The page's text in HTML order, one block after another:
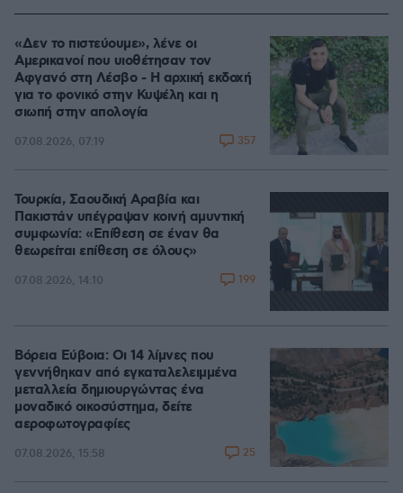
«Δεν το πιστεύουμε», λένε οι
Αμερικανοί που υιοθέτησαν τον
Αφγανό στη Λέσβο - Η αρχική εκδοχή
για το φονικό στην Κυψέλη και η
σιωπή στην απολογία
07.08.2026, 07:19 357
Τουρκία, Σαουδική Αραβία και
Πακιστάν υπέγραψαν κοινή αμυντική
συμφωνία: «Επίθεση σε έναν θα
θεωρείται επίθεση σε όλους»
07.08.2026, 14:10 199
Βόρεια Εύβοια: Οι 14 λίμνες που
γεννήθηκαν από εγκαταλελειμμένα
μεταλλεία δημιουργώντας ένα
μοναδικό οικοσύστημα, δείτε
αεροφωτογραφίες
07.08.2026, 15:58 25